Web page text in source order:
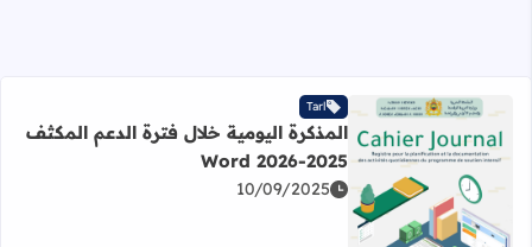
اقرأ المزيد عن المذكرة اليومية خلال فترة الدعم المكثف 2025-2026 Word
Tarl
المذكرة اليومية خلال فترة الدعم المكثف
2025-2026 Word
10/09/2025